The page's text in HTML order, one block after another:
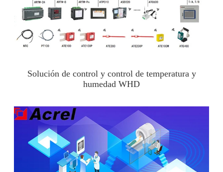
Solución de control y control de temperatura y
humedad WHD